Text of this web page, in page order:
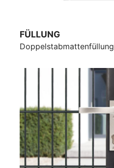
FÜLLUNG
Doppelstabmattenfüllung